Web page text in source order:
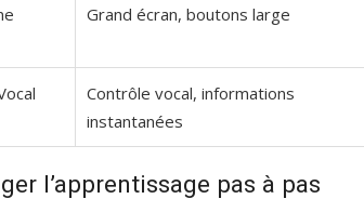
Grand écran, boutons large
Contrôle vocal, informations
instantanées
l’apprentissage pas à pas